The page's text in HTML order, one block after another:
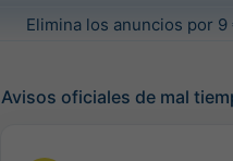
Elimina los anuncios por 9
Avisos oficiales de mal